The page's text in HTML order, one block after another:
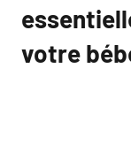
votre